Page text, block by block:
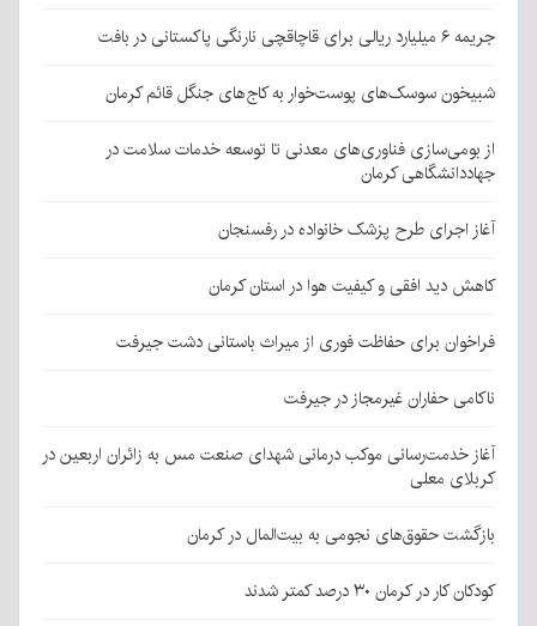
جریمه ۶ میلیارد ریالی برای قاچاقچی نارنگی پاکستانی در بافت
شبیخون سوسک‌های پوست‌خوار به کاج‌های جنگل قائم کرمان
از بومی‌سازی فناوری‌های معدنی تا توسعه خدمات سلامت در
جهاددانشگاهی کرمان
آغاز اجرای طرح پزشک خانواده در رفسنجان
کاهش دید افقی و کیفیت هوا در استان کرمان
فراخوان برای حفاظت فوری از میراث باستانی دشت جیرفت
ناکامی حفاران غیرمجاز در جیرفت
آغاز خدمت‌رسانی موکب درمانی شهدای صنعت مس به زائران اربعین در
کربلای معلی
بازگشت حقوق‌های نجومی به بیت‌المال در کرمان
کودکان کار در کرمان ۳۰ درصد کمتر شدند